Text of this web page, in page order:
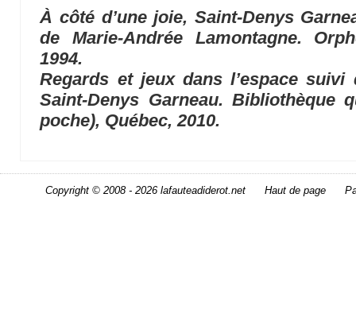
À côté d’une joie, Saint-Denys
de Marie-Andrée Lamontagne.
1994.
Regards et jeux dans l’espace
Saint-Denys Garneau. Bibliothèque
poche), Québec, 2010.
Copyright © 2008 - 2026 lafauteadiderot.net Haut de page